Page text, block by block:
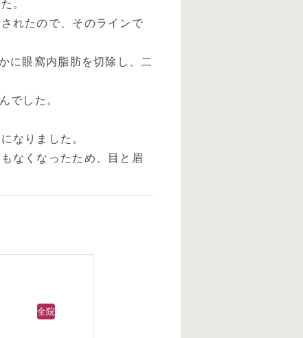
。
れたので、そのラインで
に眼窩内脂肪を切除し、二
でした。
なりました。
なくなったため、目と眉
全院